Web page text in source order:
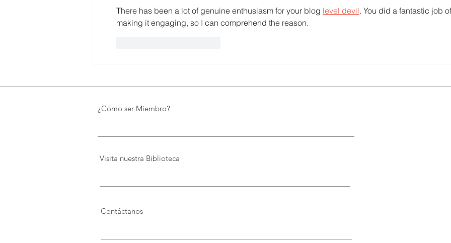
There has been a lot of genuine enthusiasm for your blog level devil. You did a fantastic job
making it engaging, so I can comprehend the reason.
¿Cómo ser Miembro?
Visita nuestra Biblioteca
Contáctanos